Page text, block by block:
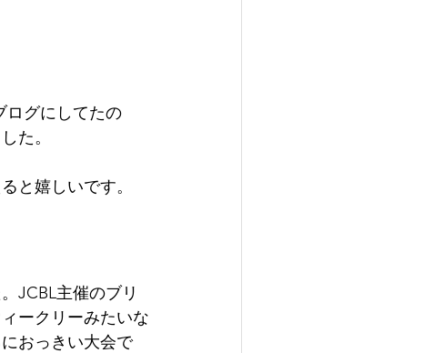
ログにしてたの
た。
と嬉しいです。
JCBL主催のブリ
ークリーみたいな
おっきい大会で